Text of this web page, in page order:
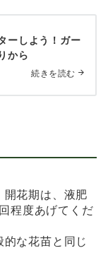
ーしよう！ガー
から
続きを読む
花期は、液肥
程度あげてくだ
な花苗と同じ